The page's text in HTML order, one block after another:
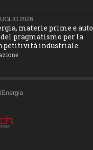
2026
materie prime e
pragmatismo per la
industriale